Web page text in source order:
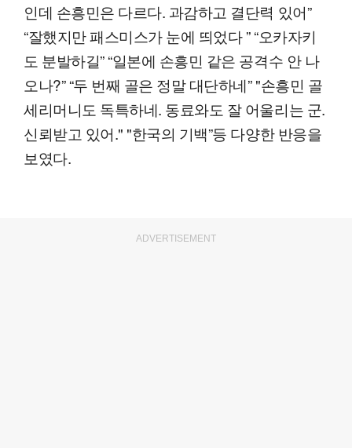
인데 손흥민은 다르다. 과감하고 결단력 있어”
“잘했지만 패스미스가 눈에 띄었다 ” “오카자키
도 분발하길” “일본에 손흥민 같은 공격수 안 나
오나?” “두 번째 골은 정말 대단하네” "손흥민 골
세리머니도 독특하네. 동료와도 잘 어울리는 군.
신뢰받고 있어." "한국의 기백”등 다양한 반응을
보였다.
ADVERTISEMENT